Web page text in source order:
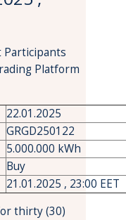
Participants
Platform
22.01.2025
GRGD250122
5.000.000 kWh
Buy
21.01.2025 , 23:00 EET
thirty (30)